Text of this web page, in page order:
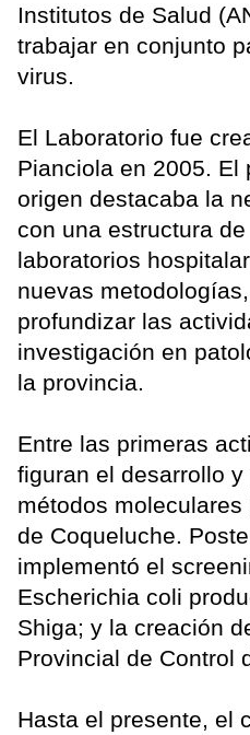
Institutos de Salud
trabajar en conjunto
virus.
El Laboratorio fue
Pianciola en 2005. El
origen destacaba la
con una estructura
laboratorios
nuevas
profundizar las
investigación en
la provincia.
Entre las primeras
figuran el desarrollo
métodos
de Coqueluche.
implementó el
Escherichia coli
Shiga; y la creación
Provincial de Control
Hasta el presente, el